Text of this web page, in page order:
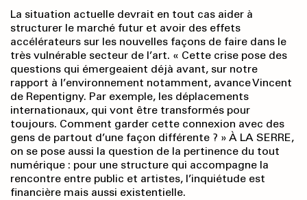
La situation actuelle devrait en tout cas aider à
structurer le marché futur et avoir des effets
accélérateurs sur les nouvelles façons de faire dans le
très vulnérable secteur de l’art. « Cette crise pose des
questions qui émergeaient déjà avant, sur notre
rapport à l’environnement notamment, avance Vincent
de Repentigny. Par exemple, les déplacements
internationaux, qui vont être transformés pour
toujours. Comment garder cette connexion avec des
gens de partout d’une façon différente ? » À LA SERRE,
on se pose aussi la question de la pertinence du tout
numérique : pour une structure qui accompagne la
rencontre entre public et artistes, l’inquiétude est
financière mais aussi existentielle.